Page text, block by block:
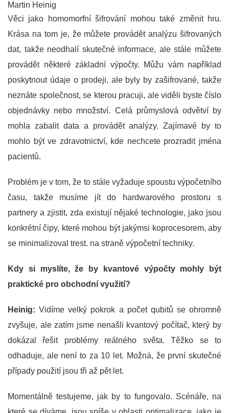
Martin Heinig
Věci jako homomorfní šifrování mohou také změnit hru.
Krása na tom je, že můžete provádět analýzu šifrovaných
dat, takže neodhalí skutečné informace, ale stále můžete
provádět některé základní výpočty. Můžu vám například
poskytnout údaje o prodeji, ale byly by zašifrované, takže
neznáte společnost, se kterou pracuji, ale viděli byste číslo
objednávky nebo množství. Celá průmyslová odvětví by
mohla zabalit data a provádět analýzy. Zajímavé by to
mohlo být ve zdravotnictví, kde nechcete prozradit jména
pacientů.
Problém je v tom, že to stále vyžaduje spoustu výpočetního
času, takže musíme jít do hardwarového prostoru s
partnery a zjistit, zda existují nějaké technologie, jako jsou
konkrétní čipy, které mohou být jakýmsi koprocesorem, aby
se minimalizoval trest. na straně výpočetní techniky.
Kdy si myslíte, že by kvantové výpočty mohly být
praktické pro obchodní využití?
Heinig:Vidíme velký pokrok a počet qubitů se ohromně
zvyšuje, ale zatím jsme nenašli kvantový počítač, který by
dokázal řešit problémy reálného světa. Těžko se to
odhaduje, ale není to za 10 let. Možná, že první skutečné
případy použití jsou tři až pět let.
Momentálně testujeme, jak by to fungovalo. Scénáře, na